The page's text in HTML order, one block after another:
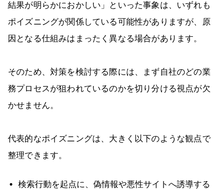
結果が明らかにおかしい」といった事象は、いずれも
ポイズニングが関係している可能性がありますが、原
因となる仕組みはまったく異なる場合があります。
そのため、対策を検討する際には、まず自社のどの業
務プロセスが狙われているのかを切り分ける視点が欠
かせません。
代表的なポイズニングは、大きく以下のような観点で
整理できます。
検索行動を起点に、偽情報や悪性サイトへ誘導する